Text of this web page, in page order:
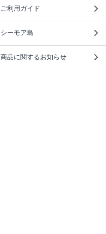
ご利用ガイド
シーモア島
商品に関するお知らせ